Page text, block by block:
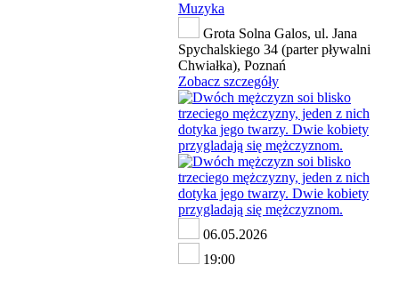
Muzyka
Grota Solna Galos, ul. Jana
Spychalskiego 34 (parter pływalni
Chwiałka), Poznań
Zobacz szczegóły
06.05.2026
19:00